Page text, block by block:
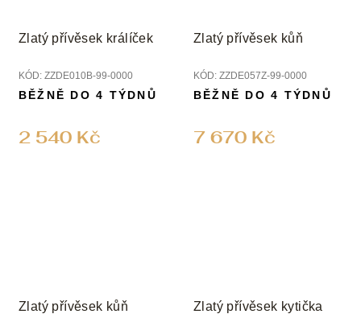
Zlatý přívěsek králíček
KÓD: ZZDE010B-99-0000
2 540 Kč
BĚŽNĚ DO 4 TÝDNŮ
Zlatý přívěsek kůň
KÓD: ZZDE057Z-99-0000
7 670 Kč
BĚŽNĚ DO 4 TÝDNŮ
Zlatý přívěsek kůň Zlatý přívěsek kytička